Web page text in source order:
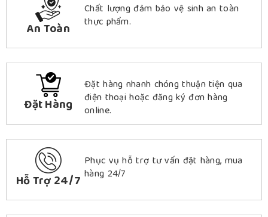
An Toàn
Chất lượng đảm bảo vệ sinh an toàn
thực phẩm.
Đặt Hàng
Đặt hàng nhanh chóng thuận tiện qua
điện thoại hoặc đăng ký đơn hàng
online.
Hỗ Trợ 24/7
Phục vụ hỗ trợ tư vấn đặt hàng, mua
hàng 24/7